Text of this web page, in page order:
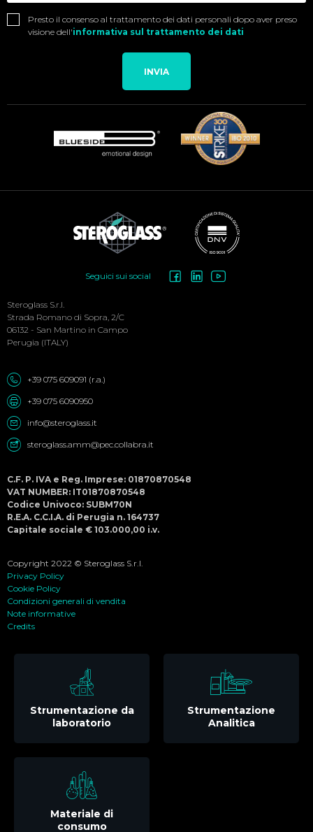
Presto il consenso al trattamento dei dati personali dopo aver preso
visione dell'informativa sul trattamento dei dati
INVIA
Menu
Seguici sui social
Steroglass S.r.l.
Strada Romano di Sopra, 2/C
06132 - San Martino in Campo
Perugia (ITALY)
+39 075 609091 (r.a.)
+39 075 6090950
info@steroglass.it
steroglass.amm@pec.collabra.it
C.F. P. IVA e Reg. Imprese: 01870870548
VAT NUMBER: IT01870870548
Codice Univoco: SUBM70N
R.E.A. C.C.I.A. di Perugia n. 164737
Capitale sociale € 103.000,00 i.v.
Copyright 2022 © Steroglass S.r.l.
Privacy Policy
Cookie Policy
Condizioni generali di vendita
Note informative
Credits
Strumentazione da
laboratorio
Strumentazione
Analitica
Materiale di
consumo